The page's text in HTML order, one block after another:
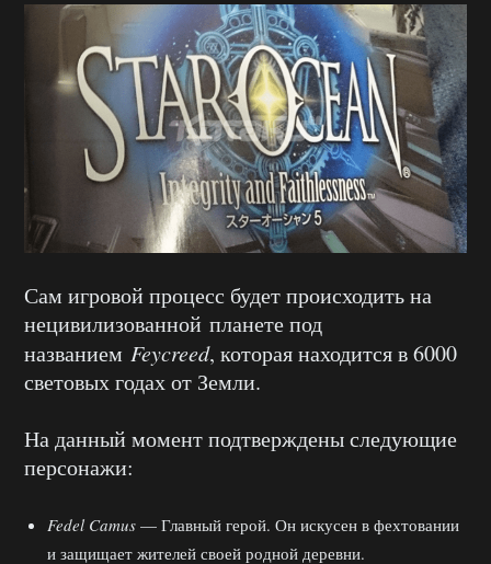
Сам игровой процесс будет происходить на
нецивилизованной планете под
названием Feycreed, которая находится в 6000
световых годах от Земли.
На данный момент подтверждены следующие
персонажи:
Fedel Camus — Главный герой. Он искусен в фехтовании
и защищает жителей своей родной деревни.